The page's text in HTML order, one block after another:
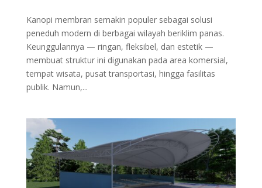
Kanopi membran semakin populer sebagai solusi
peneduh modern di berbagai wilayah beriklim panas.
Keunggulannya — ringan, fleksibel, dan estetik —
membuat struktur ini digunakan pada area komersial,
tempat wisata, pusat transportasi, hingga fasilitas
publik. Namun,...